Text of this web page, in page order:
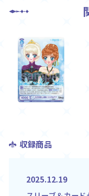
収録商品
2025.12.19